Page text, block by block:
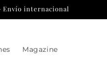
Envío internacional
Magazine